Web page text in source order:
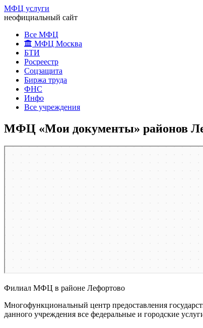
МФЦ услуги
неофициальный сайт
Все МФЦ
МФЦ Москва
БТИ
Росреестр
Соцзащита
Биржа труда
ФНС
Инфо
Все учреждения
МФЦ «Мои документы» районов
Филиал МФЦ в районе Лефортово
Многофункциональный центр предоставления
данного учреждения все федеральные и городские